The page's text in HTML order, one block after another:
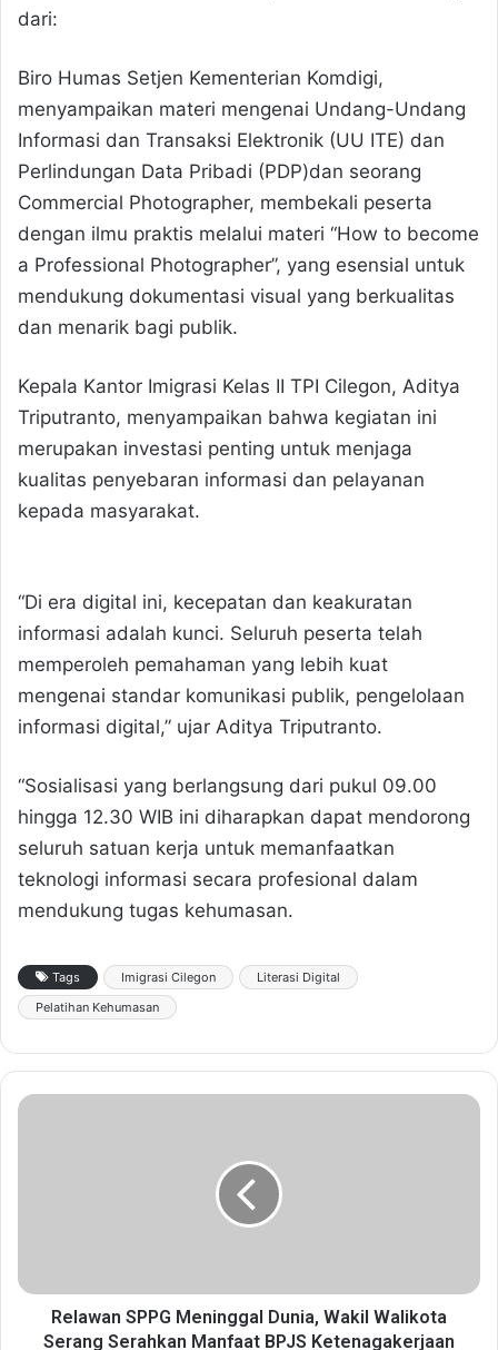
dari:
Biro Humas Setjen Kementerian Komdigi,
menyampaikan materi mengenai Undang-Undang
Informasi dan Transaksi Elektronik (UU ITE) dan
Perlindungan Data Pribadi (PDP)dan seorang
Commercial Photographer, membekali peserta
dengan ilmu praktis melalui materi “How to become
a Professional Photographer”, yang esensial untuk
mendukung dokumentasi visual yang berkualitas
dan menarik bagi publik.
Kepala Kantor Imigrasi Kelas II TPI Cilegon, Aditya
Triputranto, menyampaikan bahwa kegiatan ini
merupakan investasi penting untuk menjaga
kualitas penyebaran informasi dan pelayanan
kepada masyarakat.
“Di era digital ini, kecepatan dan keakuratan
informasi adalah kunci. Seluruh peserta telah
memperoleh pemahaman yang lebih kuat
mengenai standar komunikasi publik, pengelolaan
informasi digital,” ujar Aditya Triputranto.
“Sosialisasi yang berlangsung dari pukul 09.00
hingga 12.30 WIB ini diharapkan dapat mendorong
seluruh satuan kerja untuk memanfaatkan
teknologi informasi secara profesional dalam
mendukung tugas kehumasan.
Tags Imigrasi Cilegon
Literasi Digital
Pelatihan Kehumasan
R
P
Relawan SPPG Meninggal Dunia, Wakil Walikota
Serang Serahkan Manfaat BPJS Ketenagakerjaan